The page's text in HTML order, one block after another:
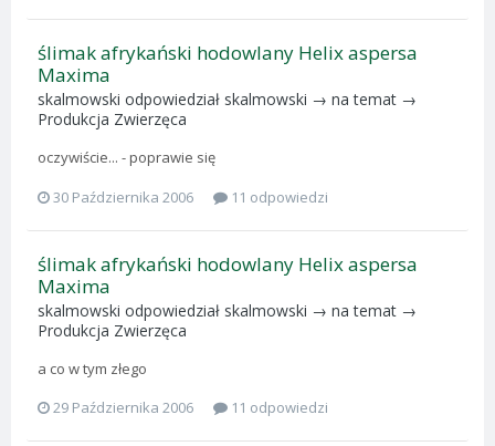
ślimak afrykański hodowlany Helix aspersa
Maxima
skalmowski odpowiedział skalmowski → na temat →
Produkcja Zwierzęca
oczywiście... - poprawie się
30 Października 2006
11 odpowiedzi
ślimak afrykański hodowlany Helix aspersa
Maxima
skalmowski odpowiedział skalmowski → na temat →
Produkcja Zwierzęca
a co w tym złego
29 Października 2006
11 odpowiedzi